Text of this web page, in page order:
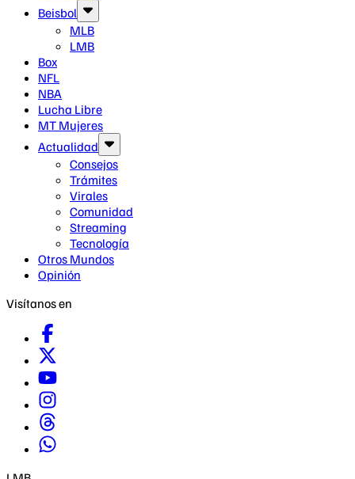
Beisbol
MLB
LMB
Box
NFL
NBA
Lucha Libre
MT Mujeres
Actualidad
Consejos
Trámites
Virales
Comunidad
Streaming
Tecnología
Otros Mundos
Opinión
Visítanos en